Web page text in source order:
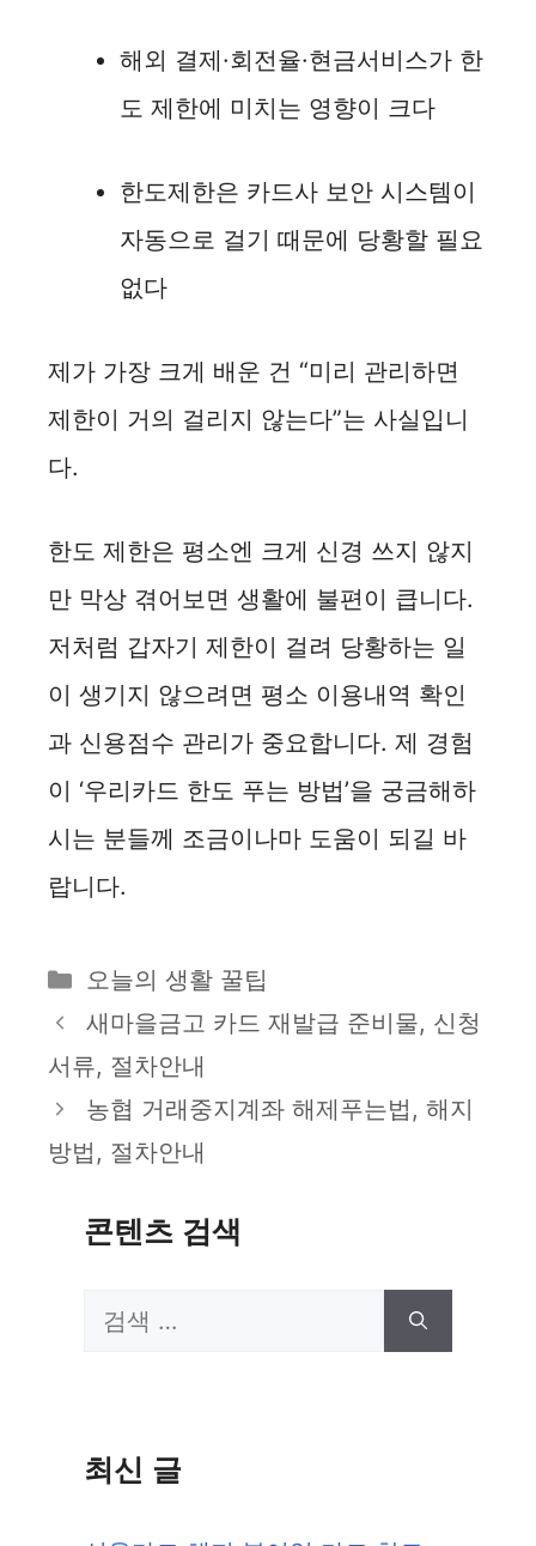
해외 결제·회전율·현금서비스가 한
도 제한에 미치는 영향이 크다
한도제한은 카드사 보안 시스템이
자동으로 걸기 때문에 당황할 필요
없다
제가 가장 크게 배운 건 “미리 관리하면
제한이 거의 걸리지 않는다”는 사실입니
다.
한도 제한은 평소엔 크게 신경 쓰지 않지
만 막상 겪어보면 생활에 불편이 큽니다.
저처럼 갑자기 제한이 걸려 당황하는 일
이 생기지 않으려면 평소 이용내역 확인
과 신용점수 관리가 중요합니다. 제 경험
이 ‘우리카드 한도 푸는 방법’을 궁금해하
시는 분들께 조금이나마 도움이 되길 바
랍니다.
카
테
리
오늘의 생활 꿀팁
새마을금고 카드 재발급 준비물, 신청
서류, 절차안내
농협 거래중지계좌 해제푸는법, 해지
방법, 절차안내
콘텐츠 검색
검
최신 글